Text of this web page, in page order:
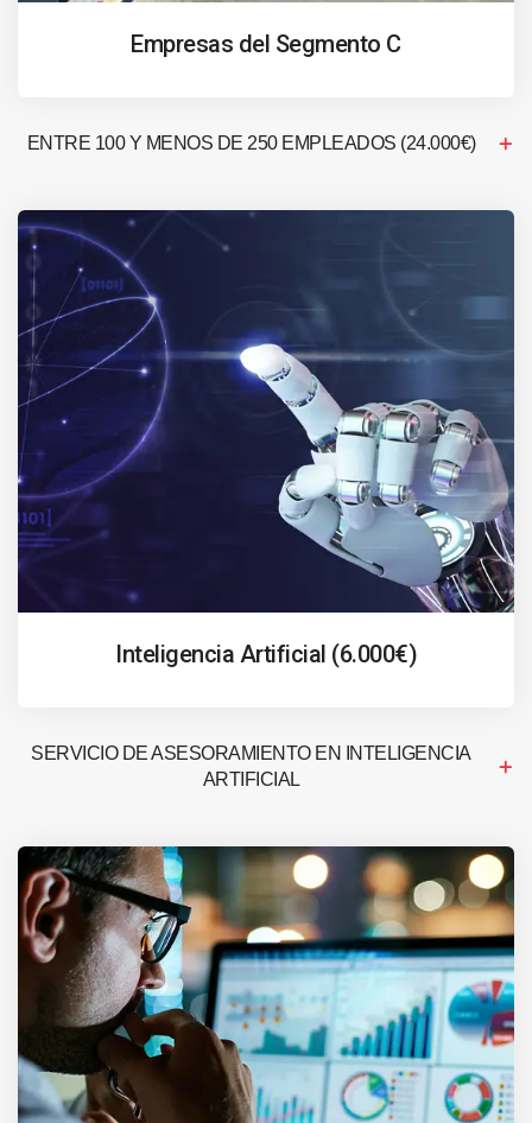
Empresas del Segmento C
ENTRE 100 Y MENOS DE 250 EMPLEADOS (24.000€)
Inteligencia Artificial (6.000€)
SERVICIO DE ASESORAMIENTO EN INTELIGENCIA
ARTIFICIAL